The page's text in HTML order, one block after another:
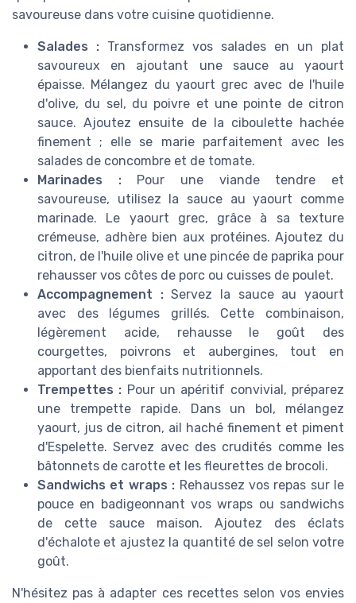
savoureuse dans votre cuisine quotidienne.
Salades : Transformez vos salades en un plat
savoureux en ajoutant une sauce au yaourt
épaisse. Mélangez du yaourt grec avec de l'huile
d'olive, du sel, du poivre et une pointe de citron
sauce. Ajoutez ensuite de la ciboulette hachée
finement ; elle se marie parfaitement avec les
salades de concombre et de tomate.
Marinades :Pour une viande tendre et
savoureuse, utilisez la sauce au yaourt comme
marinade. Le yaourt grec, grâce à sa texture
crémeuse, adhère bien aux protéines. Ajoutez du
citron, de l'huile olive et une pincée de paprika pour
rehausser vos côtes de porc ou cuisses de poulet.
Accompagnement :Servez la sauce au yaourt
avec des légumes grillés. Cette combinaison,
légèrement acide, rehausse le goût des
courgettes, poivrons et aubergines, tout en
apportant des bienfaits nutritionnels.
Trempettes : Pour un apéritif convivial, préparez
une trempette rapide. Dans un bol, mélangez
yaourt, jus de citron, ail haché finement et piment
d'Espelette. Servez avec des crudités comme les
bâtonnets de carotte et les fleurettes de brocoli.
Sandwichs et wraps : Rehaussez vos repas sur le
pouce en badigeonnant vos wraps ou sandwichs
de cette sauce maison. Ajoutez des éclats
d'échalote et ajustez la quantité de sel selon votre
goût.
N'hésitez pas à adapter ces recettes selon vos envies